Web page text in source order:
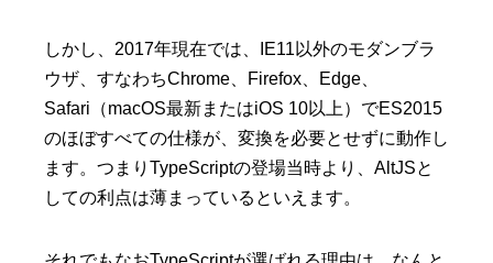
しかし、2017年現在では、IE11以外のモダンブラ
ウザ、すなわちChrome、Firefox、Edge、
Safari（macOS最新またはiOS 10以上）でES2015
のほぼすべての仕様が、変換を必要とせずに動作し
ます。つまりTypeScriptの登場当時より、AltJSと
しての利点は薄まっているといえます。